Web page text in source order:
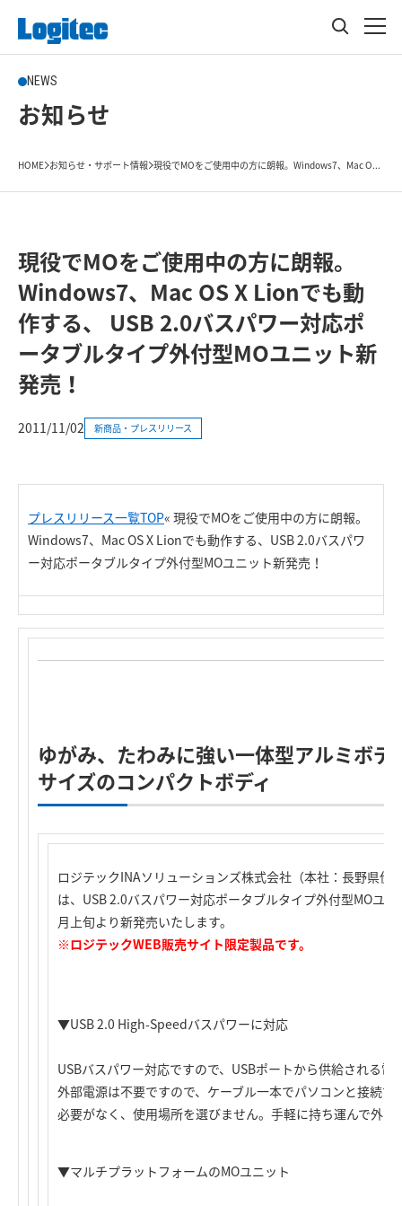
NEWS
お知らせ
HOME お知らせ・サポート情報 現役でMOをご使用中の方に朗報。Windows7、Mac O...
現役でMOをご使用中の方に朗報。
Windows7、Mac OS X Lionでも動
作する、 USB 2.0バスパワー対応ポ
ータブルタイプ外付型MOユニット新
発売！
2011/11/02 新商品・プレスリリース
プレスリリース一覧TOP« 現役でMOをご使用中の方に朗報。
Windows7、Mac OS X Lionでも動作する、USB 2.0バスパワ
ー対応ポータブルタイプ外付型MOユニット新発売！
ゆがみ、たわみに強い一体型アルミボ
サイズのコンパクトボディ
ロジテックINAソリューションズ株式会社（本社：長野県
は、USB 2.0バスパワー対応ポータブルタイプ外付型MOユ
月上旬より新発売いたします。
※ロジテックWEB販売サイト限定製品です。
▼USB 2.0 High-Speedバスパワーに対応
USBバスパワー対応ですので、USBポートから供給される
外部電源は不要ですので、ケーブル一本でパソコンと接続
必要がなく、使用場所を選びません。手軽に持ち運んで外出
▼マルチプラットフォームのMOユニット